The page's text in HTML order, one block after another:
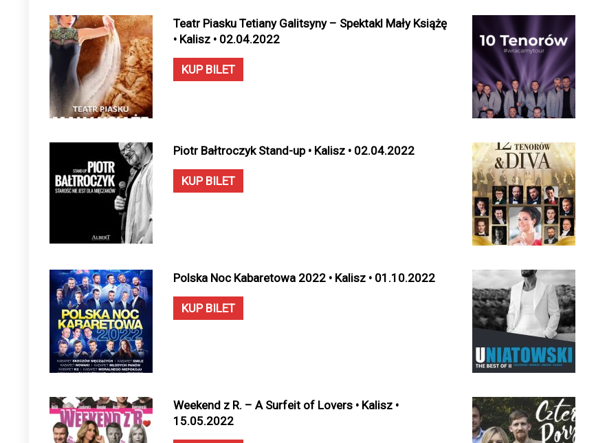
Teatr Piasku Tetiany Galitsyny – Spektakl Mały Książę
• Kalisz • 02.04.2022
KUP BILET
Piotr Bałtroczyk Stand-up • Kalisz • 02.04.2022
KUP BILET
Polska Noc Kabaretowa 2022 • Kalisz • 01.10.2022
KUP BILET
Weekend z R. – A Surfeit of Lovers • Kalisz •
15.05.2022